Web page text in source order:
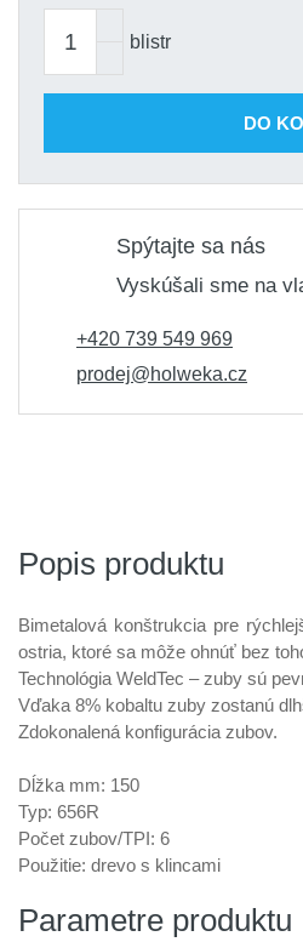
blistr
DO
Spýtajte sa nás
Vyskúšali sme na
+420 739 549 969
prodej@holweka.cz
Popis produktu
Bimetalová konštrukcia pre
ostria, ktoré sa môže ohnúť bez
Technológia WeldTec – zuby sú
Vďaka 8% kobaltu zuby zostanú
Zdokonalená konfigurácia zubov.
Dĺžka mm: 150
Typ: 656R
Počet zubov/TPI: 6
Použitie: drevo s klincami
Parametre produktu